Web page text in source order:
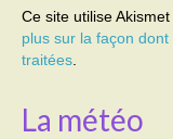
Ce site utilise
plus sur la façon
traitées
La météo